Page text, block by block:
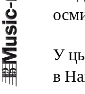
У
в